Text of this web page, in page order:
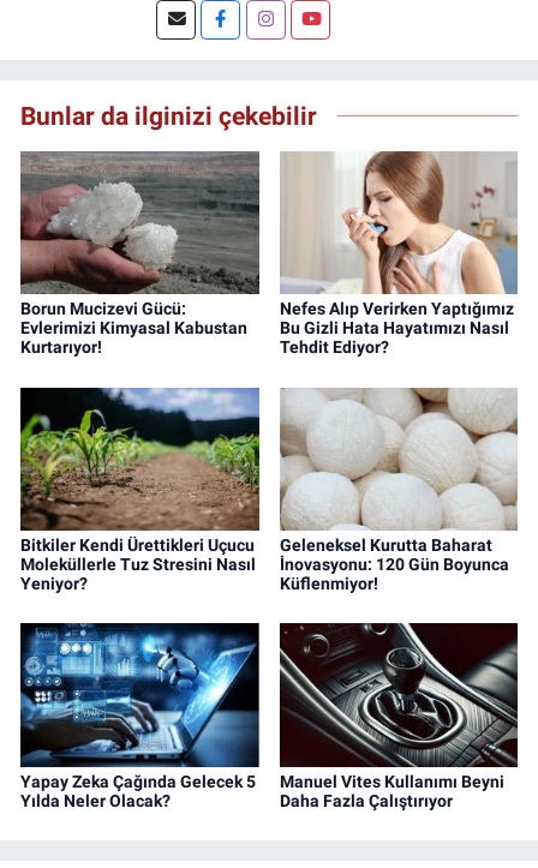
Şuan, www.dogugazetesi.com adlı haber
sitesinin Yazı İşleri Müdürlüğünü yürütmekte.
Bunlar da ilginizi çekebilir
Borun Mucizevi Gücü:
Evlerimizi Kimyasal Kabustan
Kurtarıyor!
Nefes Alıp Verirken Yaptığımız
Bu Gizli Hata Hayatımızı Nasıl
Tehdit Ediyor?
Bitkiler Kendi Ürettikleri Uçucu
Moleküllerle Tuz Stresini Nasıl
Yeniyor?
Geleneksel Kurutta Baharat
İnovasyonu: 120 Gün Boyunca
Küflenmiyor!
Yapay Zeka Çağında Gelecek 5
Yılda Neler Olacak?
Manuel Vites Kullanımı Beyni
Daha Fazla Çalıştırıyor